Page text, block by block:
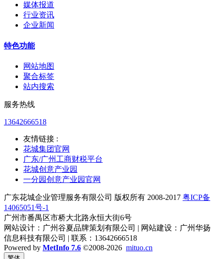
媒体报道
行业资讯
企业新闻
特色功能
网站地图
聚合标签
站内搜索
服务热线
13642666518
友情链接 :
花城集团官网
广东/广州工商财税平台
花城创意产业园
一分园创意产业园官网
广东花城企业管理服务有限公司 版权所有 2008-2017 粤ICP备
14065051号-1
广州市番禺区市桥大北路永恒大街6号
网站设计：广州谷夏品牌策划有限公司 | 网站建设：广州华扬
信息科技有限公司 | 联系：13642666518
Powered by MetInfo 7.6 ©2008-2026 mituo.cn